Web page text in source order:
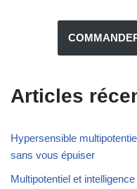
Articles
Hypersensible
sans vous épuiser
Multipotentiel et